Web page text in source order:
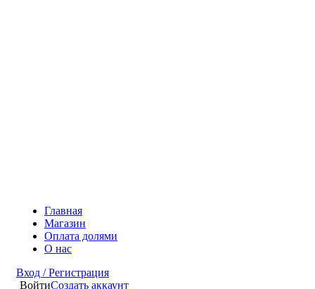
Главная
Магазин
Оплата долями
О нас
Вход / Регистрация
ВойтиСоздать аккаунт